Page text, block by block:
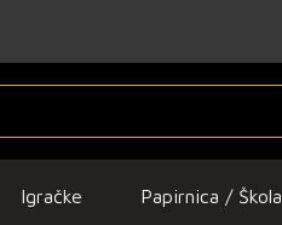
Igračke Papirnica / Škola